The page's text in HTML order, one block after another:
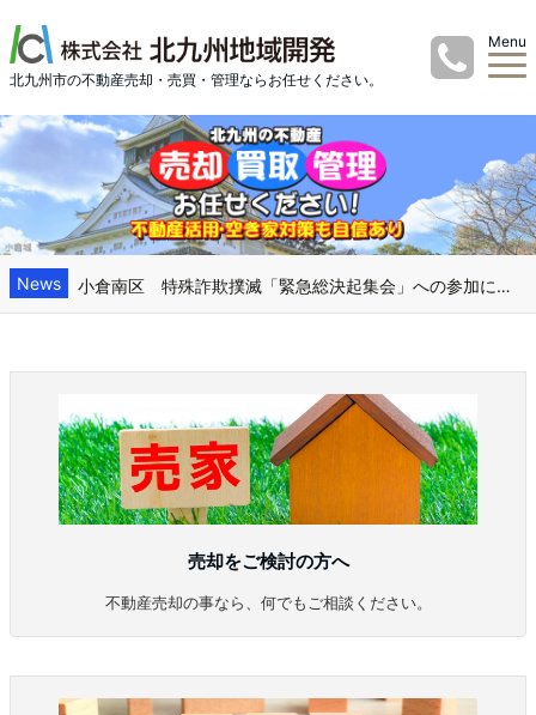
北九州市の不動産売却・売買・管理ならお任せください。
Menu
News
売却をご検討の方へ
不動産売却の事なら、何でもご相談ください。